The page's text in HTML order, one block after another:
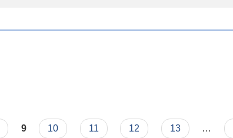
9 10 11 12 13 …